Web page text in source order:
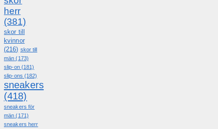
herr
(381)
skor till
kvinnor
(216) skor till
män (173)
slip-on(181)
slip-ons (182)
sneakers
(418)
sneakers för
män (171)
sneakers herr